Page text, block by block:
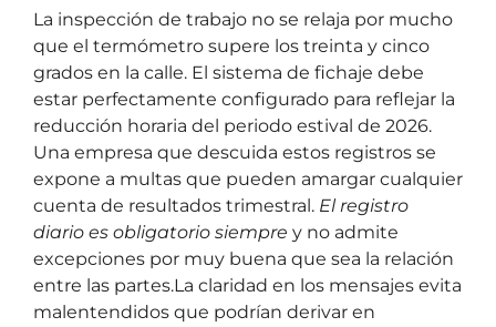
La inspección de trabajo no se relaja por mucho
que el termómetro supere los treinta y cinco
grados en la calle. El sistema de fichaje debe
estar perfectamente configurado para reflejar la
reducción horaria del periodo estival de 2026.
Una empresa que descuida estos registros se
expone a multas que pueden amargar cualquier
cuenta de resultados trimestral. El registro
diario es obligatorio siempre y no admite
excepciones por muy buena que sea la relación
entre las partes.La claridad en los mensajes evita
malentendidos que podrían derivar en